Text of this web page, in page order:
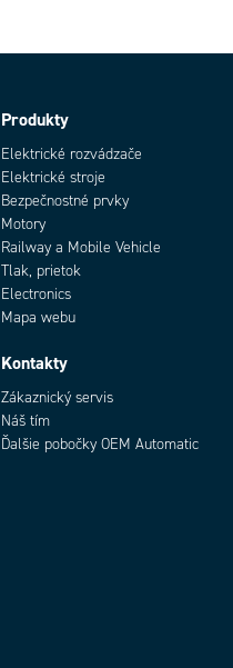
Produkty
Elektrické rozvádzače
Elektrické stroje
Bezpečnostné prvky
Motory
Railway a Mobile Vehicle
Tlak, prietok
Electronics
Mapa webu
Kontakty
Zákaznický servis
Náš tím
Ďalšie pobočky OEM Automatic